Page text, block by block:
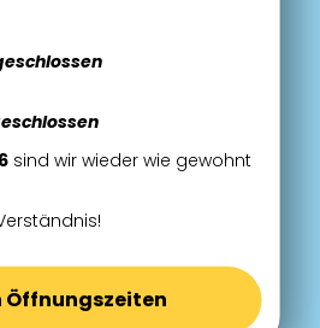
Preis
159,00 €
Bad
sind wir wieder wie gewohnt
Öffnungszeiten